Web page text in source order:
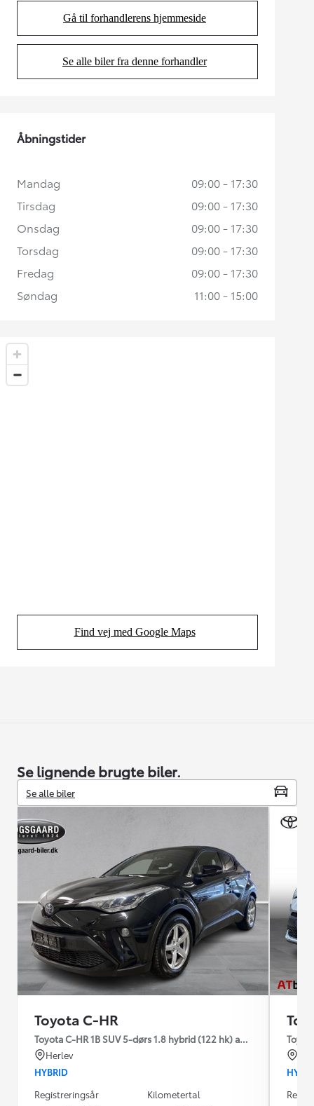
Gå til forhandlerens hjemmeside
(Opens in new tab)
Se alle biler fra denne forhandler
(Opens in new tab)
Find vej med Google Maps
(Opens in new tab)
Åbningstider
Mandag
09:00 - 17:30
Tirsdag
09:00 - 17:30
Onsdag
09:00 - 17:30
Torsdag
09:00 - 17:30
Fredag
09:00 - 17:30
Søndag
11:00 - 15:00
Se lignende brugte biler.
Se alle biler
Toyota C-HR
Toyota C-HR 1B SUV 5-dørs 1.8 hybrid (122 hk) aut. gear C-LUB -
Herlev
HYBRID
Registreringsår
Kilometertal